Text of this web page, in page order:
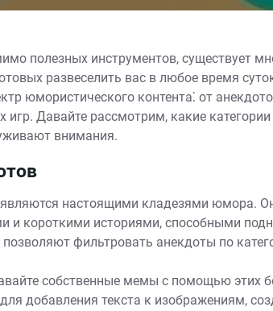
полезных инструментов, существует
развеселить вас в любое время
юмористического контента⁚ от
игр. Давайте рассмотрим, какие
внимания.
настоящими кладезями юмора.
и короткими историями, способными
фильтровать анекдоты по
собственные мемы с помощью этих
добавления текста к изображениям,